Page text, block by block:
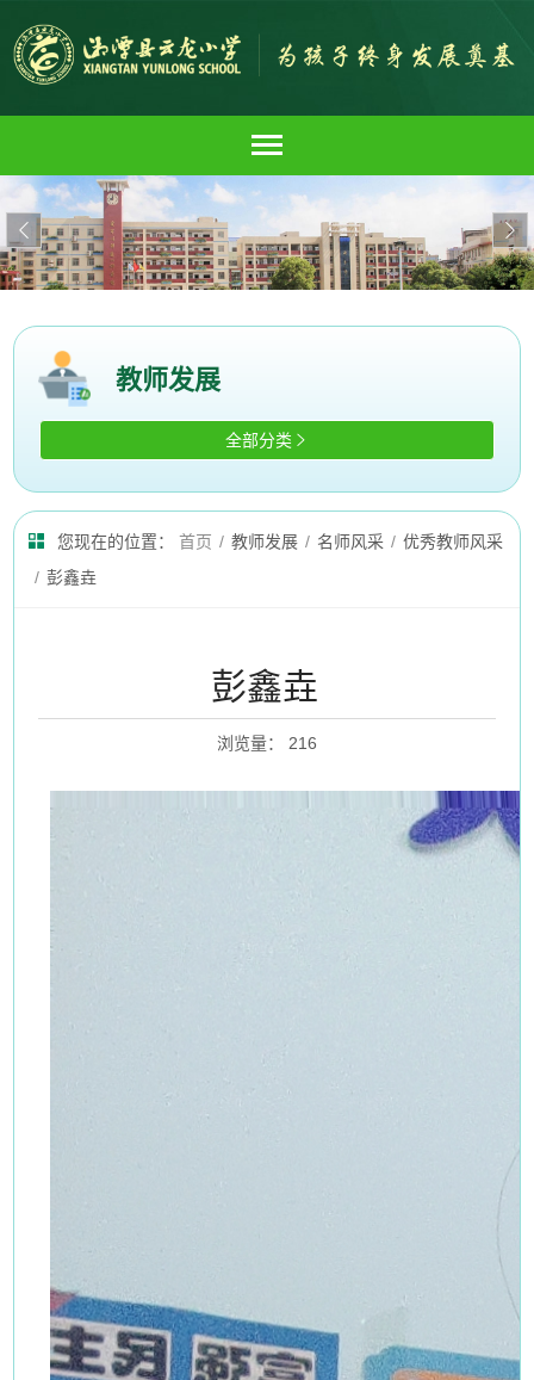
 
教师发展
全部分类 
您现在的位置： 首页 / 教师发展 / 名师风采 / 优秀教师风采
/ 彭鑫垚
彭鑫垚
浏览量： 216